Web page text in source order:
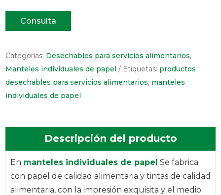
Consulta
Categorías: Desechables para servicios alimentarios,
Manteles individuales de papel
Etiquetas: productos
desechables para servicios alimentarios, manteles
individuales de papel
Descripción del producto
En manteles individuales de papel Se fabrica
con papel de calidad alimentaria y tintas de calidad
alimentaria, con la impresión exquisita y el medio